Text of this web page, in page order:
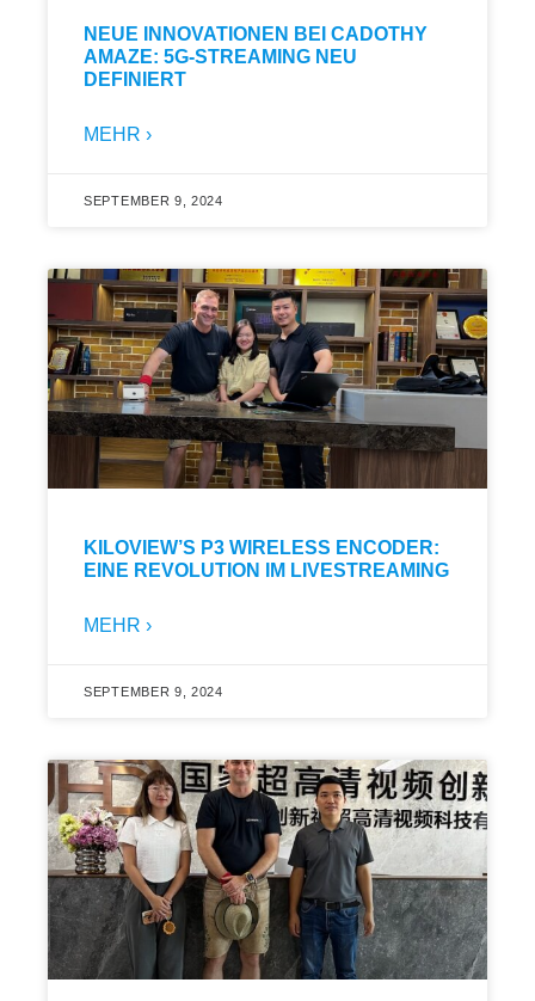
NEUE INNOVATIONEN BEI CADOTHY
AMAZE: 5G-STREAMING NEU
DEFINIERT
MEHR ›
SEPTEMBER 9, 2024
KILOVIEW’S P3 WIRELESS ENCODER:
EINE REVOLUTION IM LIVESTREAMING
MEHR ›
SEPTEMBER 9, 2024